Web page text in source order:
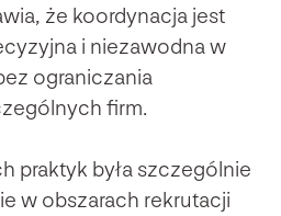
że koordynacja jest
i niezawodna w
ograniczania
firm.
praktyk była szczególnie
w obszarach rekrutacji